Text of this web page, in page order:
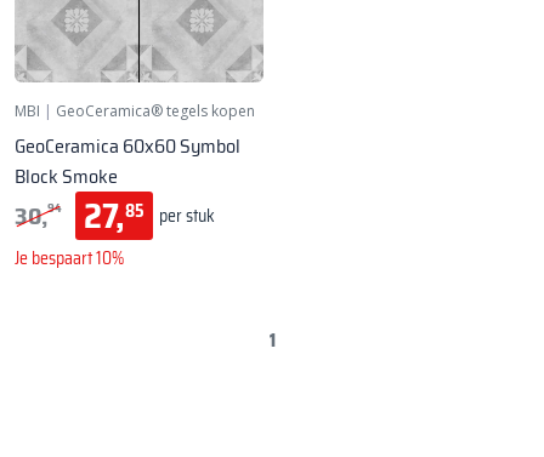
MBI | GeoCeramica® tegels kopen
GeoCeramica 60x60 Symbol
Block Smoke
30,94 27,85
per stuk
Je bespaart 10%
1